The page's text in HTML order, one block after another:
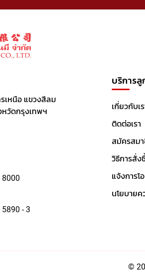
เหนือ แขวงสีลม
หวัดกรุงเทพฯ
8000
- 3
บริการลู
เกี่ยวกับเ
ติดต่อเรา
สมัครสม
วิธีการสั่ง
แจ้งการโ
นโยบายค
©